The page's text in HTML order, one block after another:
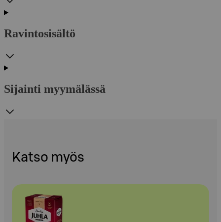
Ravintosisältö
Sijainti myymälässä
Katso myös